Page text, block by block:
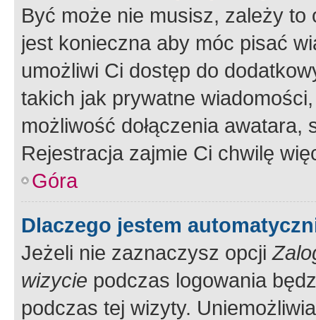
Być może nie musisz, zależy
jest konieczna aby móc pisać
umożliwi Ci dostęp do
takich jak prywatne
możliwość dołączenia
Rejestracja zajmie Ci chwilę
Góra
Dlaczego jestem
Jeżeli nie zaznaczysz opcji
wizycie podczas logowania
podczas tej wizyty.